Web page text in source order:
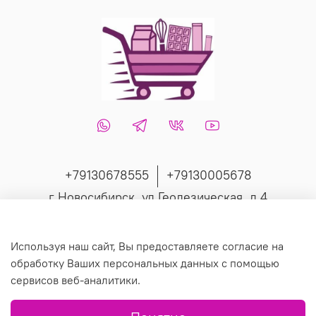
+79130678555
+79130005678
г Новосибирск, ул Геодезическая, д 4
© 2019 Любое использование контента без письменного
Используя наш сайт, Вы предоставляете согласие на
обработку Ваших персональных данных с помощью
сервисов веб-аналитики.